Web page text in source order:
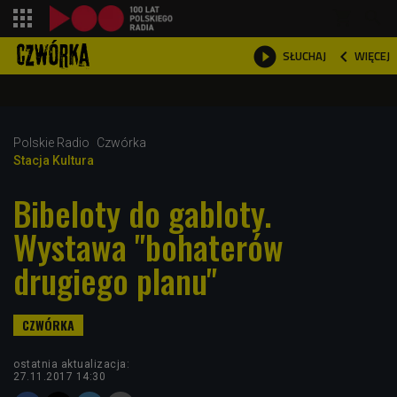
 SŁUCHAJ  WIĘCEJ

Polskie Radio
Czwórka
Stacja Kultura
Bibeloty do gabloty.
Wystawa "bohaterów
drugiego planu"
ostatnia aktualizacja:
27.11.2017 14:30